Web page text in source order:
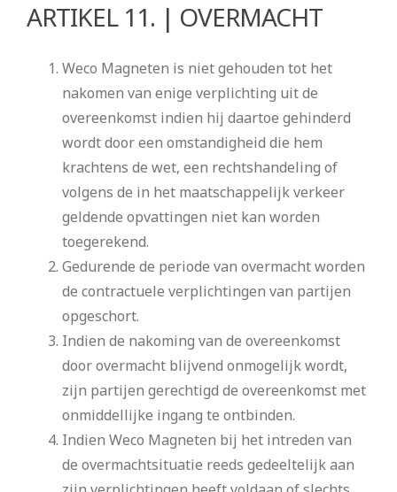
ARTIKEL 11. | OVERMACHT
Weco Magneten is niet gehouden tot het
nakomen van enige verplichting uit de
overeenkomst indien hij daartoe gehinderd
wordt door een omstandigheid die hem
krachtens de wet, een rechtshandeling of
volgens de in het maatschappelijk verkeer
geldende opvattingen niet kan worden
toegerekend.
Gedurende de periode van overmacht worden
de contractuele verplichtingen van partijen
opgeschort.
Indien de nakoming van de overeenkomst
door overmacht blijvend onmogelijk wordt,
zijn partijen gerechtigd de overeenkomst met
onmiddellijke ingang te ontbinden.
Indien Weco Magneten bij het intreden van
de overmachtsituatie reeds gedeeltelijk aan